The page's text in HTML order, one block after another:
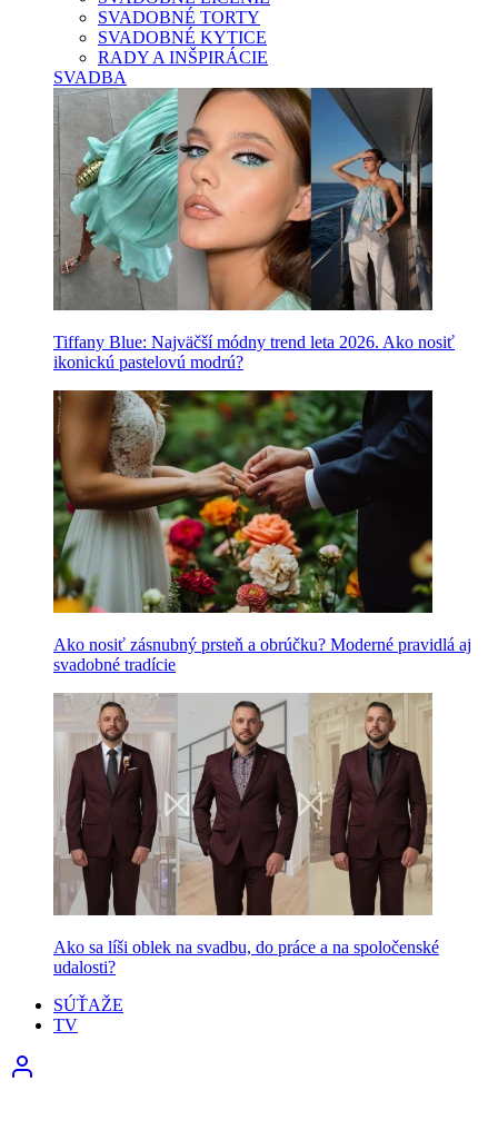
SVADOBNÉ TORTY
SVADOBNÉ KYTICE
RADY A INŠPIRÁCIE
SVADBA
Tiffany Blue: Najväčší módny trend leta 2026. Ako nosiť
ikonickú pastelovú modrú?
Ako nosiť zásnubný prsteň a obrúčku? Moderné pravidlá aj
svadobné tradície
Ako sa líši oblek na svadbu, do práce a na spoločenské
udalosti?
SÚŤAŽE
TV